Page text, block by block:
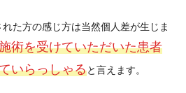
た方の感じ方は当然個人差が生じま
術を受けていただいた患者
いらっしゃると言えます。